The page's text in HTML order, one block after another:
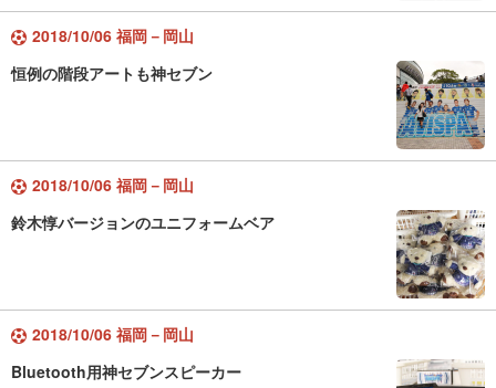
2018/10/06 福岡－岡山
恒例の階段アートも神セブン
2018/10/06 福岡－岡山
鈴木惇バージョンのユニフォームベア
2018/10/06 福岡－岡山
Bluetooth用神セブンスピーカー